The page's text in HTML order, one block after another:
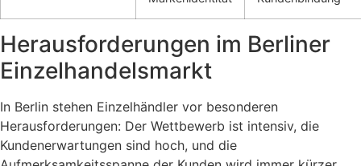
Herausforderungen im Berliner
Einzelhandelsmarkt
In Berlin stehen Einzelhändler vor besonderen
Herausforderungen: Der Wettbewerb ist intensiv, die
Kundenerwartungen sind hoch, und die